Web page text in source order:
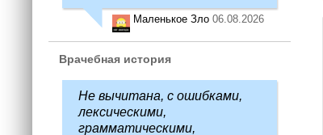
Маленькое Зло 06.08.2026
Врачебная история
Не вычитана, с ошибками,
лексическими,
грамматическими,